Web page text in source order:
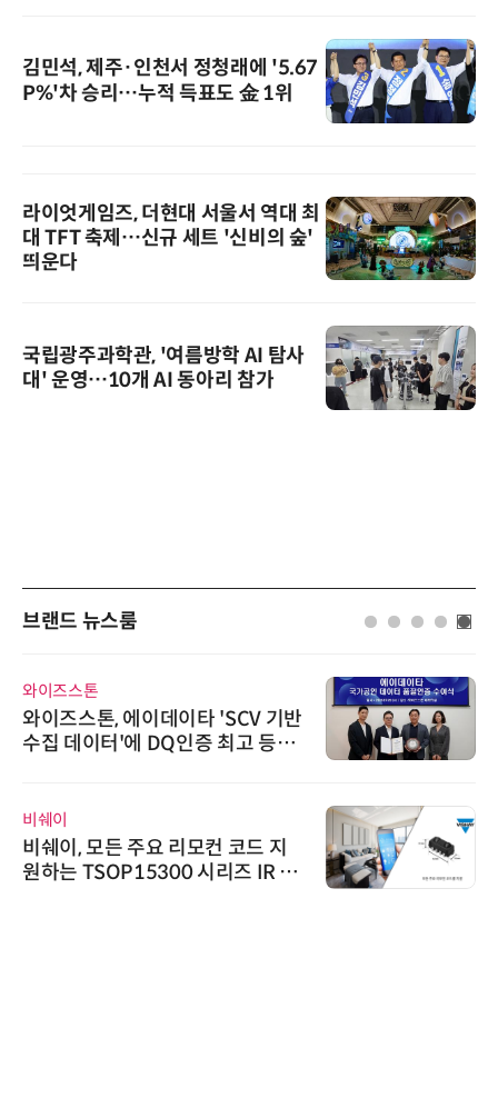
김민석, 제주·인천서 정청래에 '5.67
P%'차 승리…누적 득표도 金 1위
라이엇게임즈, 더현대 서울서 역대 최
대 TFT 축제…신규 세트 '신비의 숲'
띄운다
국립광주과학관, '여름방학 AI 탐사
대' 운영…10개 AI 동아리 참가
브랜드 뉴스룸
, 에이데이타 'SCV 기반
터'에 DQ인증 최고 등급
든 주요 리모컨 코드 지
시리즈 IR 수
슈퍼솔루션
슈퍼솔루
ooling
로옴세미컨
로옴, 발진
라헤르츠